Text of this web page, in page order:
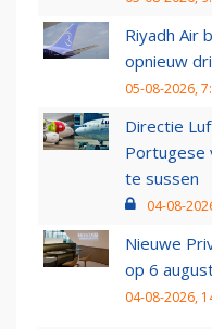
Riyadh Air
opnieuw
05-08-2026,
Directie
Portugese
te sussen
04-08-
Nieuwe
op 6
04-08-2026,